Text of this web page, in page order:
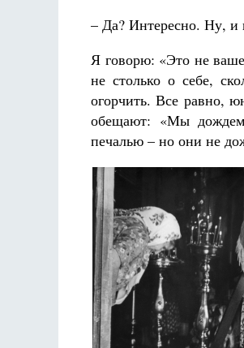
– Да? Интересно. Ну, и
Я говорю: «Это не
не столько о себе,
огорчить. Все равно,
обещают: «Мы
печалью – но они не